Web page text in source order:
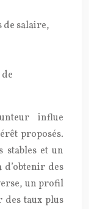
de salaire,
influe
proposés.
stables et un
des
un profil
taux plus